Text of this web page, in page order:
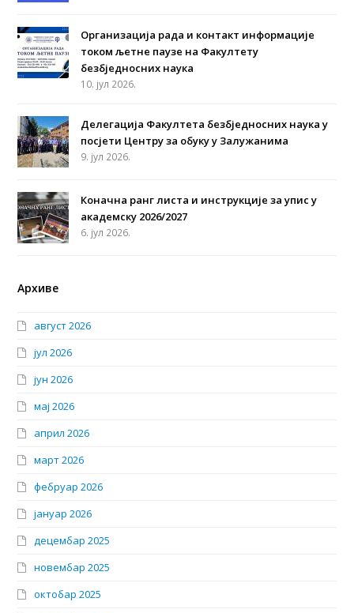
Организација рада и контакт информације
током љетне паузе на Факултету
безбједносних наука
10. јул 2026.
Делегација Факултета безбједносних наука у
посјети Центру за обуку у Залужанима
9. јул 2026.
Коначна ранг листа и инструкције за упис у
академску 2026/2027
6. јул 2026.
Архиве
август 2026
јул 2026
јун 2026
мај 2026
април 2026
март 2026
фебруар 2026
јануар 2026
децембар 2025
новембар 2025
октобар 2025